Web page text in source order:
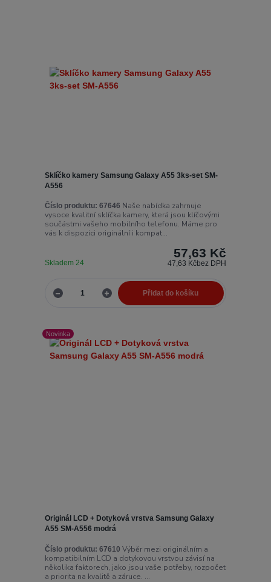
Sklíčko kamery Samsung Galaxy A55 3ks-set SM-
A556
Číslo produktu: 67646 Naše nabídka zahrnuje
vysoce kvalitní sklíčka kamery, která jsou klíčovými
součástmi vašeho mobilního telefonu. Máme pro
vás k dispozici originální i kompat...
57,63 Kč
47,63 Kčbez DPH
Skladem 24
Přidat do košíku
Novinka
Originál LCD + Dotyková vrstva Samsung Galaxy
A55 SM-A556 modrá
Číslo produktu: 67610 Výběr mezi originálním a
kompatibilním LCD a dotykovou vrstvou závisí na
několika faktorech, jako jsou vaše potřeby, rozpočet
a priorita na kvalitě a záruce. ...